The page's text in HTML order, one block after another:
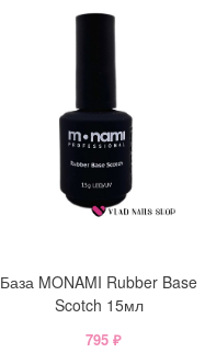
База MONAMI Rubber Base
Scotch 15мл
795 ₽